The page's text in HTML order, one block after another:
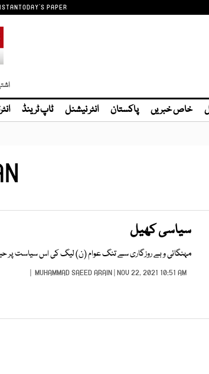
TODAY'S PAPER
خاص خبریں پاکستان انٹر نیشنل ٹاپ ٹرینڈ
سیاسی کھیل
مہنگائی و بے روزگاری سے تنگ عوام (ن) لیگ کی اس سیاست پر
MUHAMMAD SAEED ARAIN| NOV 22, 2021 10:51 AM |